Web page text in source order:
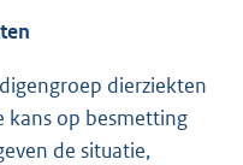
dierziekten
kans op besmetting
de situatie,